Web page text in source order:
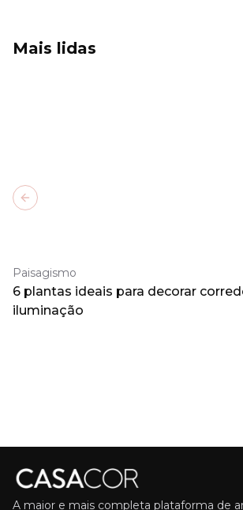
Mais lidas
Paisagismo
6 plantas ideais para decorar
iluminação
Previous slide
A maior e mais completa plataforma de